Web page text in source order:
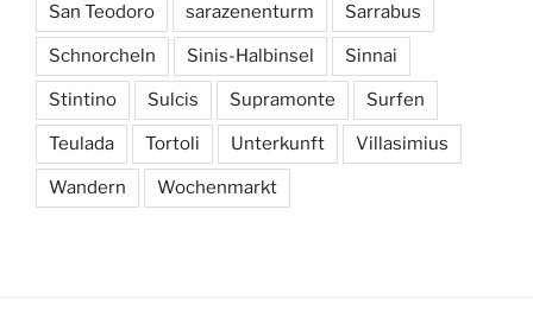
San Teodoro sarazenenturm Sarrabus
Schnorcheln Sinis-Halbinsel Sinnai
Stintino Sulcis Supramonte Surfen
Teulada Tortoli Unterkunft Villasimius
Wandern Wochenmarkt